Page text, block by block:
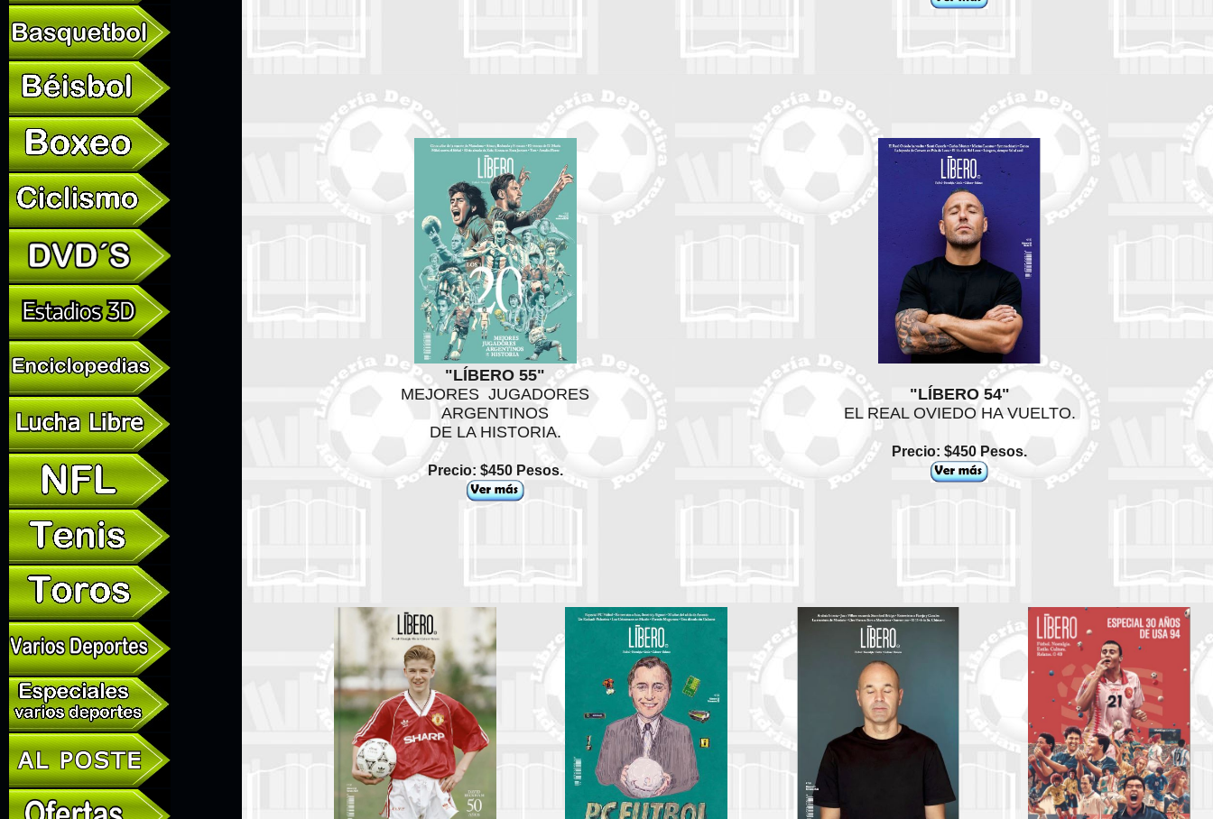
"LÍBERO 55"
MEJORES JUGADORES
ARGENTINOS
DE LA HISTORIA.
Precio: $450 Pesos.
"LÍBERO 54"
EL REAL OVIEDO HA VUELTO.
Precio: $450 Pesos.